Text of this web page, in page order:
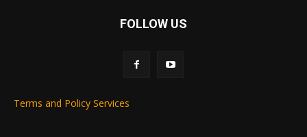
FOLLOW US
Terms and Policy Services